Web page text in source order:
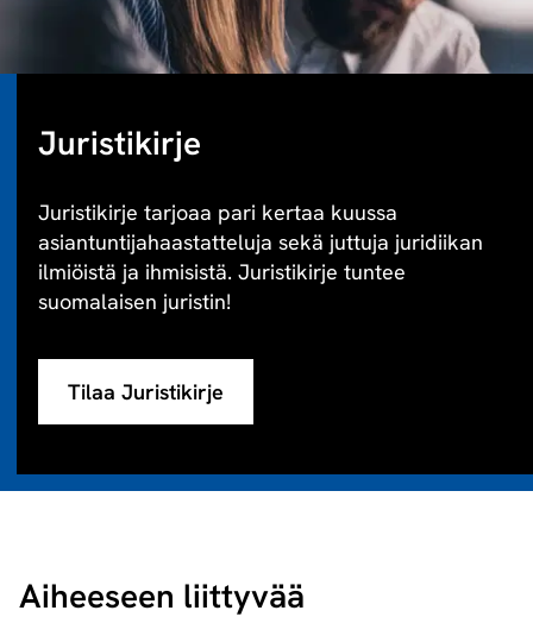
Juristikirje
Juristikirje tarjoaa pari kertaa kuussa
asiantuntijahaastatteluja sekä juttuja juridiikan
ilmiöistä ja ihmisistä. Juristikirje tuntee
suomalaisen juristin!
Tilaa Juristikirje
Aiheeseen liittyvää